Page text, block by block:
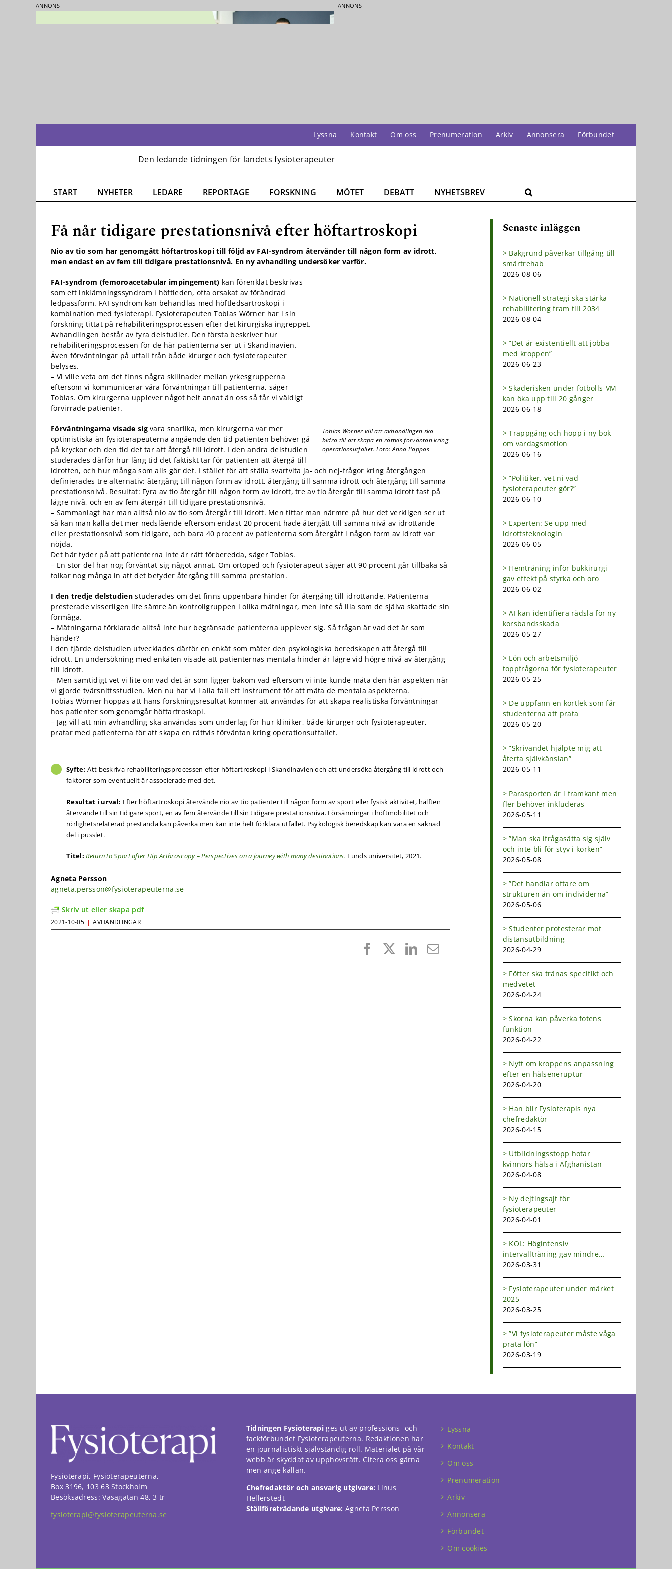
ANNONS ANNONS
Lyssna Kontakt Om oss Prenumeration Arkiv Annonsera Förbundet
START NYHETER LEDARE REPORTAGE FORSKNING MÖTET DEBATT NYHETSBREV
Få når tidigare prestationsnivå efter höftartroskopi
Nio av tio som har genomgått höftartroskopi till följd av FAI-syndrom återvänder till någon form av idrott,
men endast en av fem till tidigare prestationsnivå. En ny avhandling undersöker varför.
Tobias Wörner vill att avhandlingen ska
bidra till att skapa en rättvis förväntan kring
operationsutfallet. Foto: Anna Pappas
FAI-syndrom (femoroacetabular impingement) kan förenklat beskrivas
som ett inklämningssyndrom i höftleden, ofta orsakat av förändrad
ledpassform. FAI-syndrom kan behandlas med höftledsartroskopi i
kombination med fysioterapi. Fysioterapeuten Tobias Wörner har i sin
forskning tittat på rehabiliteringsprocessen efter det kirurgiska ingreppet.
Avhandlingen består av fyra delstudier. Den första beskriver hur
rehabiliteringsprocessen för de här patienterna ser ut i Skandinavien.
Även förväntningar på utfall från både kirurger och fysioterapeuter
belyses.
– Vi ville veta om det finns några skillnader mellan yrkesgrupperna
eftersom vi kommunicerar våra förväntningar till patienterna, säger
Tobias. Om kirurgerna upplever något helt annat än oss så får vi väldigt
förvirrade patienter.
Förväntningarna visade sigvara snarlika, men kirurgerna var mer
optimistiska än fysioterapeuterna angående den tid patienten behöver gå
på kryckor och den tid det tar att återgå till idrott. I den andra delstudien
studerades därför hur lång tid det faktiskt tar för patienten att återgå till
idrotten, och hur många som alls gör det. I stället för att ställa svartvita ja- och nej-frågor kring återgången
definierades tre alternativ: återgång till någon form av idrott, återgång till samma idrott och återgång till samma
prestationsnivå. Resultat: Fyra av tio återgår till någon form av idrott, tre av tio återgår till samma idrott fast på
lägre nivå, och en av fem återgår till tidigare prestationsnivå.
– Sammanlagt har man alltså nio av tio som återgår till idrott. Men tittar man närmre på hur det verkligen ser ut
så kan man kalla det mer nedslående eftersom endast 20 procent hade återgått till samma nivå av idrottande
eller prestationsnivå som tidigare, och bara 40 procent av patienterna som återgått i någon form av idrott var
nöjda.
Det här tyder på att patienterna inte är rätt förberedda, säger Tobias.
– En stor del har nog förväntat sig något annat. Om ortoped och fysioterapeut säger att 90 procent går tillbaka så
tolkar nog många in att det betyder återgång till samma prestation.
I den tredje delstudienstuderades om det finns uppenbara hinder för återgång till idrottande. Patienterna
presterade visserligen lite sämre än kontrollgruppen i olika mätningar, men inte så illa som de själva skattade sin
förmåga.
– Mätningarna förklarade alltså inte hur begränsade patienterna upplever sig. Så frågan är vad det är som
händer?
I den fjärde delstudien utvecklades därför en enkät som mäter den psykologiska beredskapen att återgå till
idrott. En undersökning med enkäten visade att patienternas mentala hinder är lägre vid högre nivå av återgång
till idrott.
– Men samtidigt vet vi lite om vad det är som ligger bakom vad eftersom vi inte kunde mäta den här aspekten när
vi gjorde tvärsnittsstudien. Men nu har vi i alla fall ett instrument för att mäta de mentala aspekterna.
Tobias Wörner hoppas att hans forskningsresultat kommer att användas för att skapa realistiska förväntningar
hos patienter som genomgår höftartroskopi.
– Jag vill att min avhandling ska användas som underlag för hur kliniker, både kirurger och fysioterapeuter,
pratar med patienterna för att skapa en rättvis förväntan kring operationsutfallet.
Syfte: Att beskriva rehabiliteringsprocessen efter höftartroskopi i Skandinavien och att undersöka återgång till idrott och
faktorer som eventuellt är associerade med det.
Resultat i urval: Efter höftartroskopi återvände nio av tio patienter till någon form av sport eller fysisk aktivitet, hälften
återvände till sin tidigare sport, en av fem återvände till sin tidigare prestationsnivå. Försämringar i höftmobilitet och
rörlighetsrelaterad prestanda kan påverka men kan inte helt förklara utfallet. Psykologisk beredskap kan vara en saknad
del i pusslet.
Titel: Return to Sport after Hip Arthroscopy – Perspectives on a journey with many destinations. Lunds universitet, 2021.
Agneta Persson
agneta.persson@fysioterapeuterna.se
Skriv ut eller skapa pdf
2021-10-05 | AVHANDLINGAR
FacebookLinkedIn
E-
Senaste inläggen
Bakgrund påverkar tillgång till
smärtrehab
2026-08-06
Nationell strategi ska stärka
rehabilitering fram till 2034
2026-08-04
”Det är existentiellt att jobba
med kroppen”
2026-06-23
Skaderisken under fotbolls-VM
kan öka upp till 20 gånger
2026-06-18
Trappgång och hopp i ny bok
om vardagsmotion
2026-06-16
”Politiker, vet ni vad
fysioterapeuter gör?”
2026-06-10
Experten: Se upp med
idrottsteknologin
2026-06-05
Hemträning inför bukkirurgi
gav effekt på styrka och oro
2026-06-02
AI kan identifiera rädsla för ny
korsbandsskada
2026-05-27
Lön och arbetsmiljö
toppfrågorna för fysioterapeuter
2026-05-25
De uppfann en kortlek som får
studenterna att prata
2026-05-20
”Skrivandet hjälpte mig att
återta självkänslan”
2026-05-11
Parasporten är i framkant men
fler behöver inkluderas
2026-05-11
”Man ska ifrågasätta sig själv
och inte bli för styv i korken”
2026-05-08
”Det handlar oftare om
strukturen än om individerna”
2026-05-06
Studenter protesterar mot
distansutbildning
2026-04-29
Fötter ska tränas specifikt och
medvetet
2026-04-24
Skorna kan påverka fotens
funktion
2026-04-22
Nytt om kroppens anpassning
efter en hälseneruptur
2026-04-20
Han blir Fysioterapis nya
chefredaktör
2026-04-15
Utbildningsstopp hotar
kvinnors hälsa i Afghanistan
2026-04-08
Ny dejtingsajt för
fysioterapeuter
2026-04-01
KOL: Högintensiv
intervallträning gav mindre
andfåddhet
2026-03-31
Fysioterapeuter under märket
2025
2026-03-25
”Vi fysioterapeuter måste våga
prata lön”
2026-03-19
Fysioterapi, Fysioterapeuterna,
Box 3196, 103 63 Stockholm
Besöksadress: Vasagatan 48, 3 tr
fysioterapi@fysioterapeuterna.se
Tidningen Fysioterapiges ut av professions- och
fackförbundet Fysioterapeuterna. Redaktionen har
en journalistiskt självständig roll. Materialet på vår
webb är skyddat av upphovsrätt. Citera oss gärna
men ange källan.
Chefredaktör och ansvarig utgivare: Linus
Hellerstedt
Ställföreträdande utgivare: Agneta Persson
Lyssna
Kontakt
Om oss
Prenumeration
Arkiv
Annonsera
Förbundet
Om cookies
Nödvändiga
Dessa kakor
välja bort. De
att hemsidan
över huvud
För att vi ska
funktionalitet
uppbyggnad,
Upplevelse
möjligt under
Om du nekar
kommer viss
funktionalitet
att försvinna
Marknadsföring
intressen och ditt
beteende när du
anpassat innehåll
och erbjudanden.